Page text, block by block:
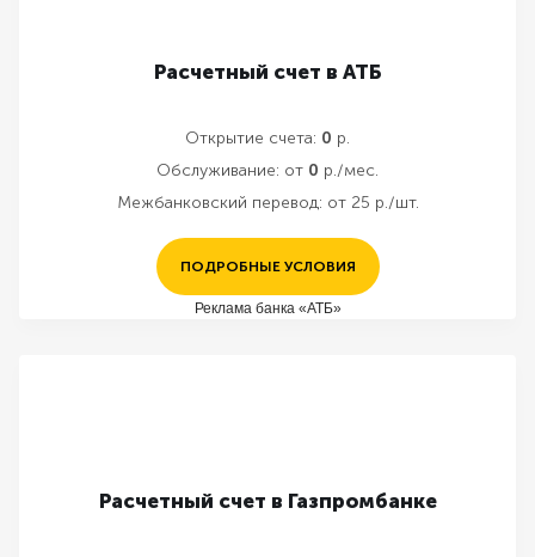
Расчетный счет в АТБ
Открытие счета: 0 р.
Обслуживание: от 0 р./мес.
Межбанковский перевод: от 25 р./шт.
ПОДРОБНЫЕ УСЛОВИЯ
Реклама банка «АТБ»
Расчетный счет в Газпромбанке